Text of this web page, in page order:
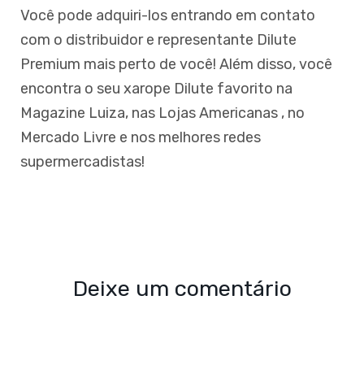
Você pode adquiri-los entrando em contato
com o distribuidor e representante Dilute
Premium mais perto de você! Além disso, você
encontra o seu xarope Dilute favorito na
Magazine Luiza, nas Lojas Americanas , no
Mercado Livre e nos melhores redes
supermercadistas!
Deixe um comentário